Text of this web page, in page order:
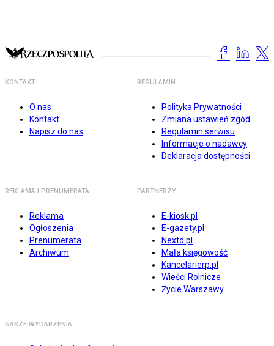
KONTAKT
O nas
Kontakt
Napisz do nas
REGULAMIN
Polityka Prywatności
Zmiana ustawień zgód
Regulamin serwisu
Informacje o nadawcy
Deklaracja dostępności
REKLAMA I PRENUMERATA
Reklama
Ogłoszenia
Prenumerata
Archiwum
PARTNERZY
E-kiosk.pl
E-gazety.pl
Nexto.pl
Mała księgowość
Kancelarierp.pl
Wieści Rolnicze
Życie Warszawy
NASZE WYDARZENIA